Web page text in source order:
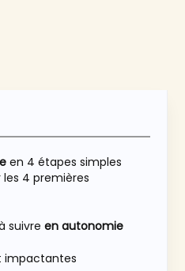
en 4 étapes simples
4 premières
suivreen autonomie
impactantes